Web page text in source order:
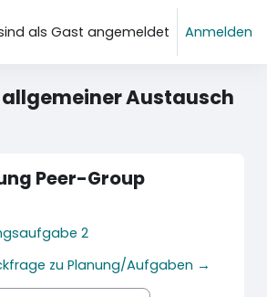
als Gast angemeldet Anmelden
allgemeiner Austausch
Peer-Group
2
zu Planung/Aufgaben →